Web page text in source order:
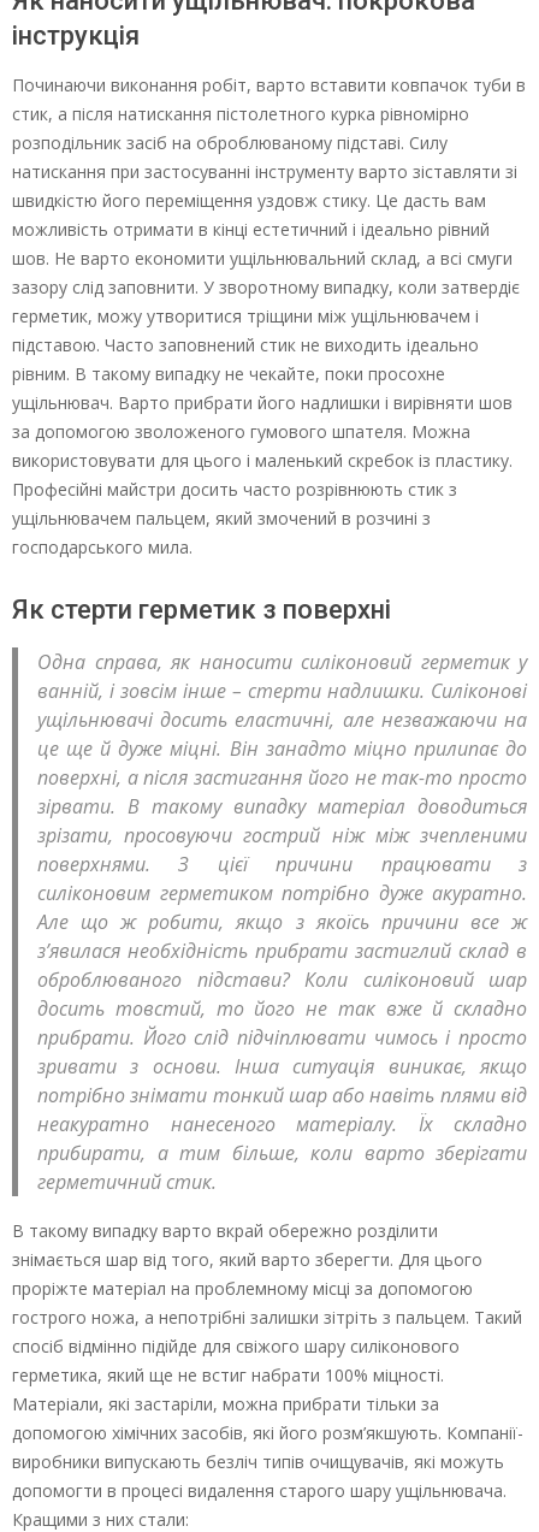
інструкція
Починаючи виконання робіт, варто вставити ковпачок туби в
стик, а після натискання пістолетного курка рівномірно
розподільник засіб на оброблюваному підставі. Силу
натискання при застосуванні інструменту варто зіставляти зі
швидкістю його переміщення уздовж стику. Це дасть вам
можливість отримати в кінці естетичний і ідеально рівний
шов. Не варто економити ущільнювальний склад, а всі смуги
зазору слід заповнити. У зворотному випадку, коли затвердіє
герметик, можу утворитися тріщини між ущільнювачем і
підставою. Часто заповнений стик не виходить ідеально
рівним. В такому випадку не чекайте, поки просохне
ущільнювач. Варто прибрати його надлишки і вирівняти шов
за допомогою зволоженого гумового шпателя. Можна
використовувати для цього і маленький скребок із пластику.
Професійні майстри досить часто розрівнюють стик з
ущільнювачем пальцем, який змочений в розчині з
господарського мила.
Як стерти герметик з поверхні
Одна справа, як наносити силіконовий герметик у
ванній, і зовсім інше – стерти надлишки. Силіконові
ущільнювачі досить еластичні, але незважаючи на
це ще й дуже міцні. Він занадто міцно прилипає до
поверхні, а після застигання його не так-то просто
зірвати. В такому випадку матеріал доводиться
зрізати, просовуючи гострий ніж між зчепленими
поверхнями. З цієї причини працювати з
силіконовим герметиком потрібно дуже акуратно.
Але що ж робити, якщо з якоїсь причини все ж
з’явилася необхідність прибрати застиглий склад в
оброблюваного підстави? Коли силіконовий шар
досить товстий, то його не так вже й складно
прибрати. Його слід підчіплювати чимось і просто
зривати з основи. Інша ситуація виникає, якщо
потрібно знімати тонкий шар або навіть плями від
неакуратно нанесеного матеріалу. Їх складно
прибирати, а тим більше, коли варто зберігати
герметичний стик.
В такому випадку варто вкрай обережно розділити
знімається шар від того, який варто зберегти. Для цього
проріжте матеріал на проблемному місці за допомогою
гострого ножа, а непотрібні залишки зітріть з пальцем. Такий
спосіб відмінно підійде для свіжого шару силіконового
герметика, який ще не встиг набрати 100% міцності.
Матеріали, які застаріли, можна прибрати тільки за
допомогою хімічних засобів, які його розм’якшують. Компанії-
виробники випускають безліч типів очищувачів, які можуть
допомогти в процесі видалення старого шару ущільнювача.
Кращими з них стали: